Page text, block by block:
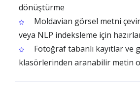
dönüştürme
Moldavian görsel metni
veya NLP indeksleme için
Fotoğraf tabanlı kayıtlar ve
klasörlerinden aranabilir metin